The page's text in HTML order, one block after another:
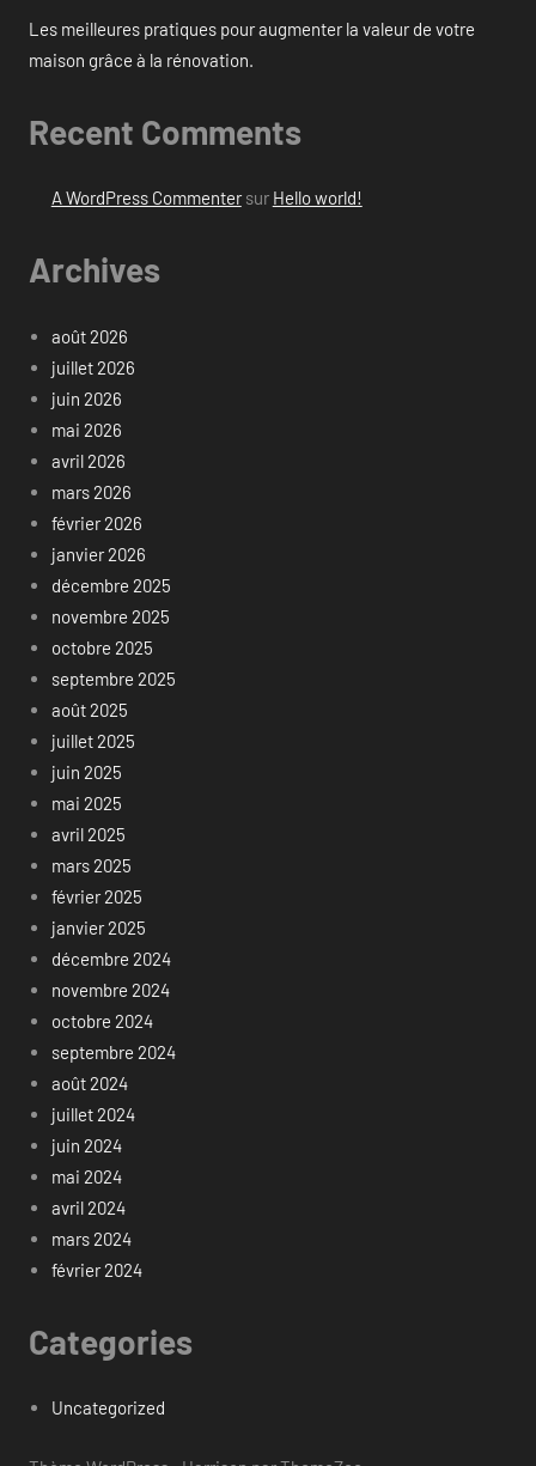
Les meilleures pratiques pour augmenter la valeur de votre
maison grâce à la rénovation.
Recent Comments
A WordPress Commentersur Hello world!
Archives
août 2026
juillet 2026
juin 2026
mai 2026
avril 2026
mars 2026
février 2026
janvier 2026
décembre 2025
novembre 2025
octobre 2025
septembre 2025
août 2025
juillet 2025
juin 2025
mai 2025
avril 2025
mars 2025
février 2025
janvier 2025
décembre 2024
novembre 2024
octobre 2024
septembre 2024
août 2024
juillet 2024
juin 2024
mai 2024
avril 2024
mars 2024
février 2024
Categories
Uncategorized